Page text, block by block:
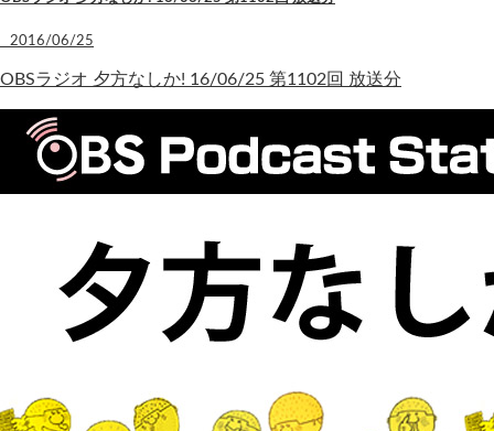
2016/06/25
OBSラジオ 夕方なしか! 16/06/25 第1102回 放送分